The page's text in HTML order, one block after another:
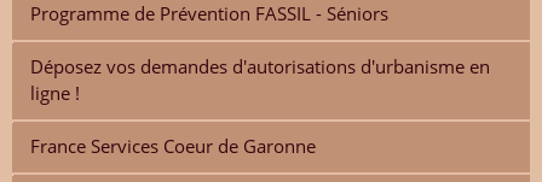
Programme de Prévention FASSIL - Séniors
Déposez vos demandes d'autorisations d'urbanisme en
ligne !
France Services Coeur de Garonne